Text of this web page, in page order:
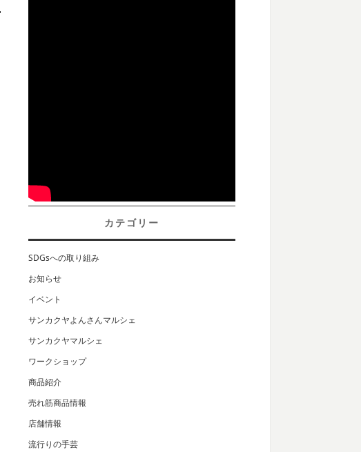
カテゴリー
SDGsへの取り組み
お知らせ
イベント
サンカクヤよんさんマルシェ
サンカクヤマルシェ
ワークショップ
商品紹介
売れ筋商品情報
店舗情報
流行りの手芸